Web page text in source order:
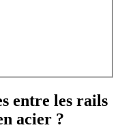
entre les rails
acier ?